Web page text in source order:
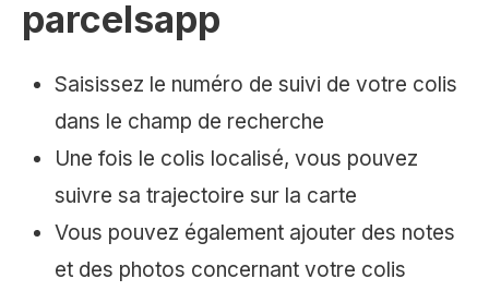
parcelsapp
Saisissez le numéro de suivi de votre colis
dans le champ de recherche
Une fois le colis localisé, vous pouvez
suivre sa trajectoire sur la carte
Vous pouvez également ajouter des notes
et des photos concernant votre colis